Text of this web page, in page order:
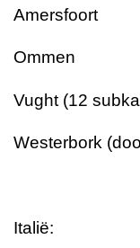
Amersfoort
Ommen
Vught (12
Westerbork
Italië: